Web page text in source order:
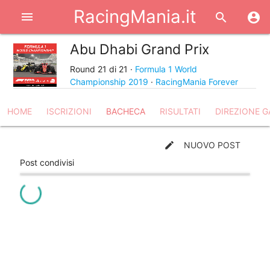
menu RacingMania.it search account_circle
Abu Dhabi Grand Prix
Round 21 di 21 · Formula 1 World
Championship 2019 · RacingMania Forever
HOME ISCRIZIONI BACHECA RISULTATI DIREZIONE
create
NUOVO POST
Post condivisi